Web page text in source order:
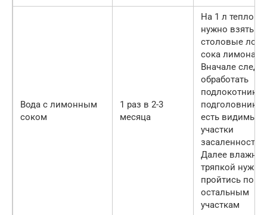
Вода с лимонным
соком
1 раз в 2-3
месяца
На 1 л теплой
нужно взять 3
столовые
сока лимона.
Вначале
обработать
подлокотники
подголовники,
есть видимые
участки
засаленности.
Далее влажной
тряпкой нужно
пройтись по
остальным
участкам